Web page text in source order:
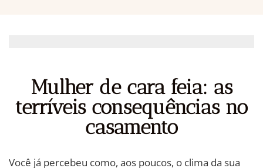
Mulher de cara feia: as
terríveis consequências no
casamento
Você já percebeu como, aos poucos, o clima da sua